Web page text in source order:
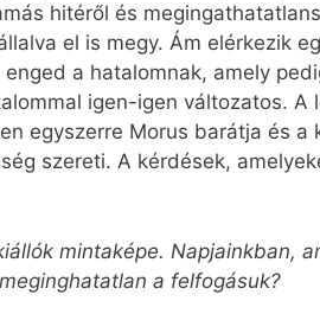
hitéről és
el is megy. Ám elérkezik
a hatalomnak, amely
igen-igen változatos. A
egyszerre Morus barátja és a
szereti. A kérdések,
mintaképe. Napjainkban,
a felfogásuk?